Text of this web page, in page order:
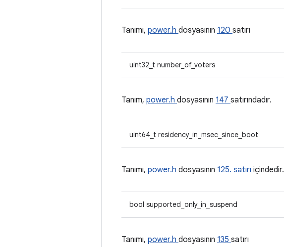
Tanımı, power.h dosyasının 120 satırı
uint32_t number_of_voters
Tanım, power.h dosyasının 147 satırındadır.
uint64_t residency_in_msec_since_boot
Tanımı, power.h dosyasının 125. satırı içindedir.
bool supported_only_in_suspend
Tanımı, power.h dosyasının 135 satırı